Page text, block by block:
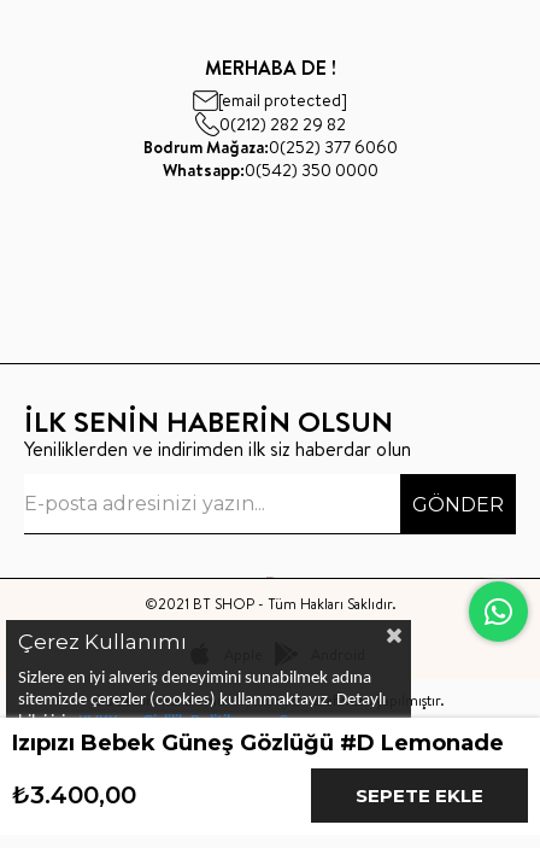
MERHABA DE !
[email protected]
0(212) 282 29 82
Bodrum Mağaza:0(252) 377 6060
Whatsapp:0(542) 350 0000
İLK SENİN HABERİN OLSUN
Yeniliklerden ve indirimden ilk siz haberdar olun
GÖNDER
©2021 BT SHOP - Tüm Hakları Saklıdır.
Bu sitenin kurulumuKeyo Digitaltarafından yapılmıştır.
Çerez Kullanımı
Sizlere en iyi alıveriş deneyimini sunabilmek adına
sitemizde çerezler (cookies) kullanmaktayız. Detaylı
bilgi için KVKK ve Gizlilik Politikası veÇerez
Politikalarını inceleyebilirsiniz
Izıpızı Bebek Güneş Gözlüğü #D Lemonade
₺3.400,00